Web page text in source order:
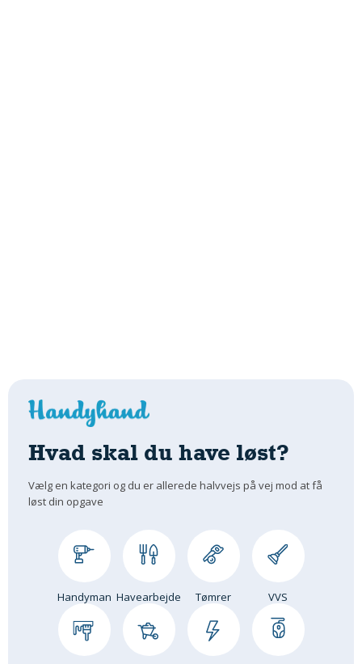
Hvad skal du have løst?
Vælg en kategori og du er allerede halvvejs på vej mod at få
løst din opgave
Handyman Havearbejde Tømrer VVS